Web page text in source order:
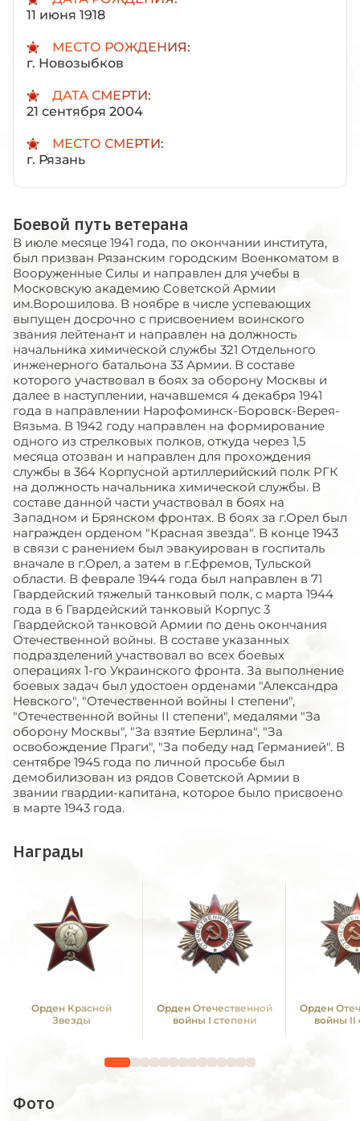
11 июня 1918
МЕСТО РОЖДЕНИЯ:
г. Новозыбков
ДАТА СМЕРТИ:
21 сентября 2004
МЕСТО СМЕРТИ:
г. Рязань
Боевой путь ветерана
В июле месяце 1941 года, по окончании института,
был призван Рязанским городским Военкоматом в
Вооруженные Силы и направлен для учебы в
Московскую академию Советской Армии
им.Ворошилова. В ноябре в числе успевающих
выпущен досрочно с присвоением воинского
звания лейтенант и направлен на должность
начальника химической службы 321 Отдельного
инженерного батальона 33 Армии. В составе
которого участвовал в боях за оборону Москвы и
далее в наступлении, начавшемся 4 декабря 1941
года в направлении Нарофоминск-Боровск-Верея-
Вязьма. В 1942 году направлен на формирование
одного из стрелковых полков, откуда через 1,5
месяца отозван и направлен для прохождения
службы в 364 Корпусной артиллерийский полк РГК
на должность начальника химической службы. В
составе данной части участвовал в боях на
Западном и Брянском фронтах. В боях за г.Орел был
награжден орденом "Красная звезда". В конце 1943
в связи с ранением был эвакуирован в госпиталь
вначале в г.Орел, а затем в г.Ефремов, Тульской
области. В феврале 1944 года был направлен в 71
Гвардейский тяжелый танковый полк, с марта 1944
года в 6 Гвардейский танковый Корпус 3
Гвардейской танковой Армии по день окончания
Отечественной войны. В составе указанных
подразделений участвовал во всех боевых
операциях 1-го Украинского фронта. За выполнение
боевых задач был удостоен орденами "Александра
Невского", "Отечественной войны I степени",
"Отечественной войны II степени", медалями "За
оборону Москвы", "За взятие Берлина", "За
освобождение Праги", "За победу над Германией". В
сентябре 1945 года по личной просьбе был
демобилизован из рядов Советской Армии в
звании гвардии-капитана, которое было присвоено
в марте 1943 года.
Награды
Орден Красной
Звезды
Орден Отечественной
войны I степени
Орден
войны II
Фото